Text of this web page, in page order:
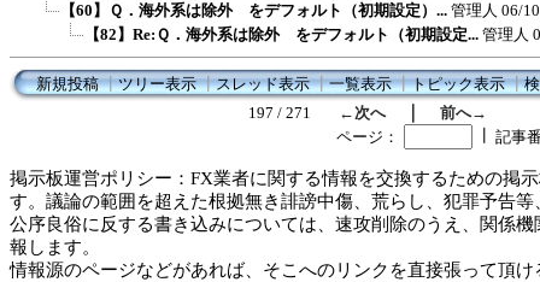
【60】Ｑ．海外系は除外 をデフォルト（初期設定）... 管理人 06/
【82】Re:Ｑ．海外系は除外 をデフォルト（初期設定... 管理人
新規投稿┃ツリー表示┃スレッド表示┃一覧表示┃トピック表示┃
197 / 271
←次へ｜ 前へ→
ページ：
記事
掲示板運営ポリシー：FX業者に関する情報を交換するための掲
す。議論の範囲を超えた根拠無き誹謗中傷、荒らし、犯罪予告等
公序良俗に反する書き込みについては、速攻削除のうえ、関係機
報します。
情報源のページなどがあれば、そこへのリンクを直接張って頂け